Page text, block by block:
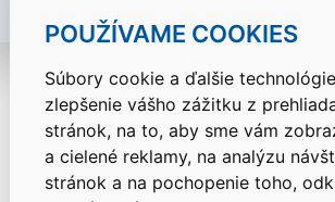
POUŽÍVAME COOKIES
Súbory cookie a ďalšie
zlepšenie vášho zážitku z
stránok, na to, aby sme vám
a cielené reklamy, na analýzu
stránok a na pochopenie toho,